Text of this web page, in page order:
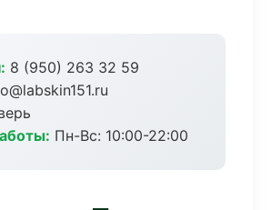
8 (950) 263 32 59
Пн-Вс: 10:00-22:00